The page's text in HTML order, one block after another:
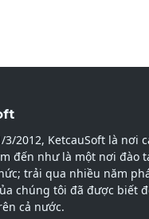
2012, KetcauSoft là nơi
đến như là một nơi đào
trải qua nhiều năm
chúng tôi đã được biết
cả nước.